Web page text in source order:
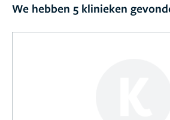
We hebben 5 klinieken